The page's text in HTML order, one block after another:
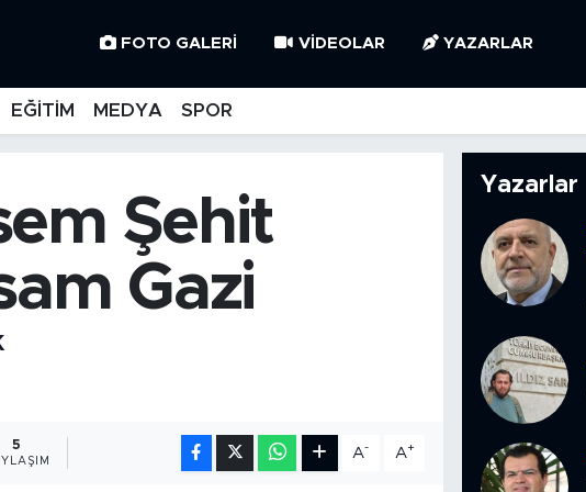
FOTO GALERI VIDEOLAR YAZARLAR
EĞİTİM MEDYA SPOR
Şehit
Gazi
5 A- A+
Yazarlar